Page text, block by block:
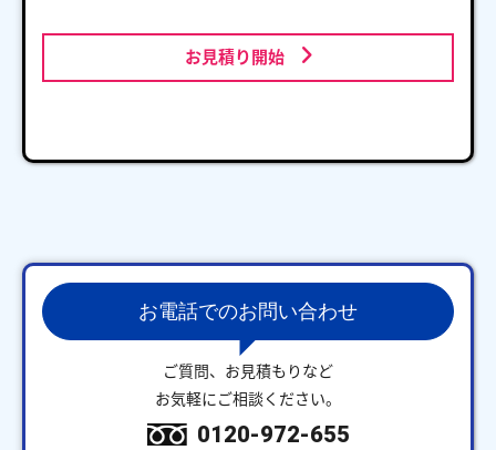
お見積り開始
お電話でのお問い合わせ
ご質問、お見積もりなど
お気軽にご相談ください。
0120-972-655